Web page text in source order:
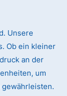
Unsere
Ob ein kleiner
an der
um